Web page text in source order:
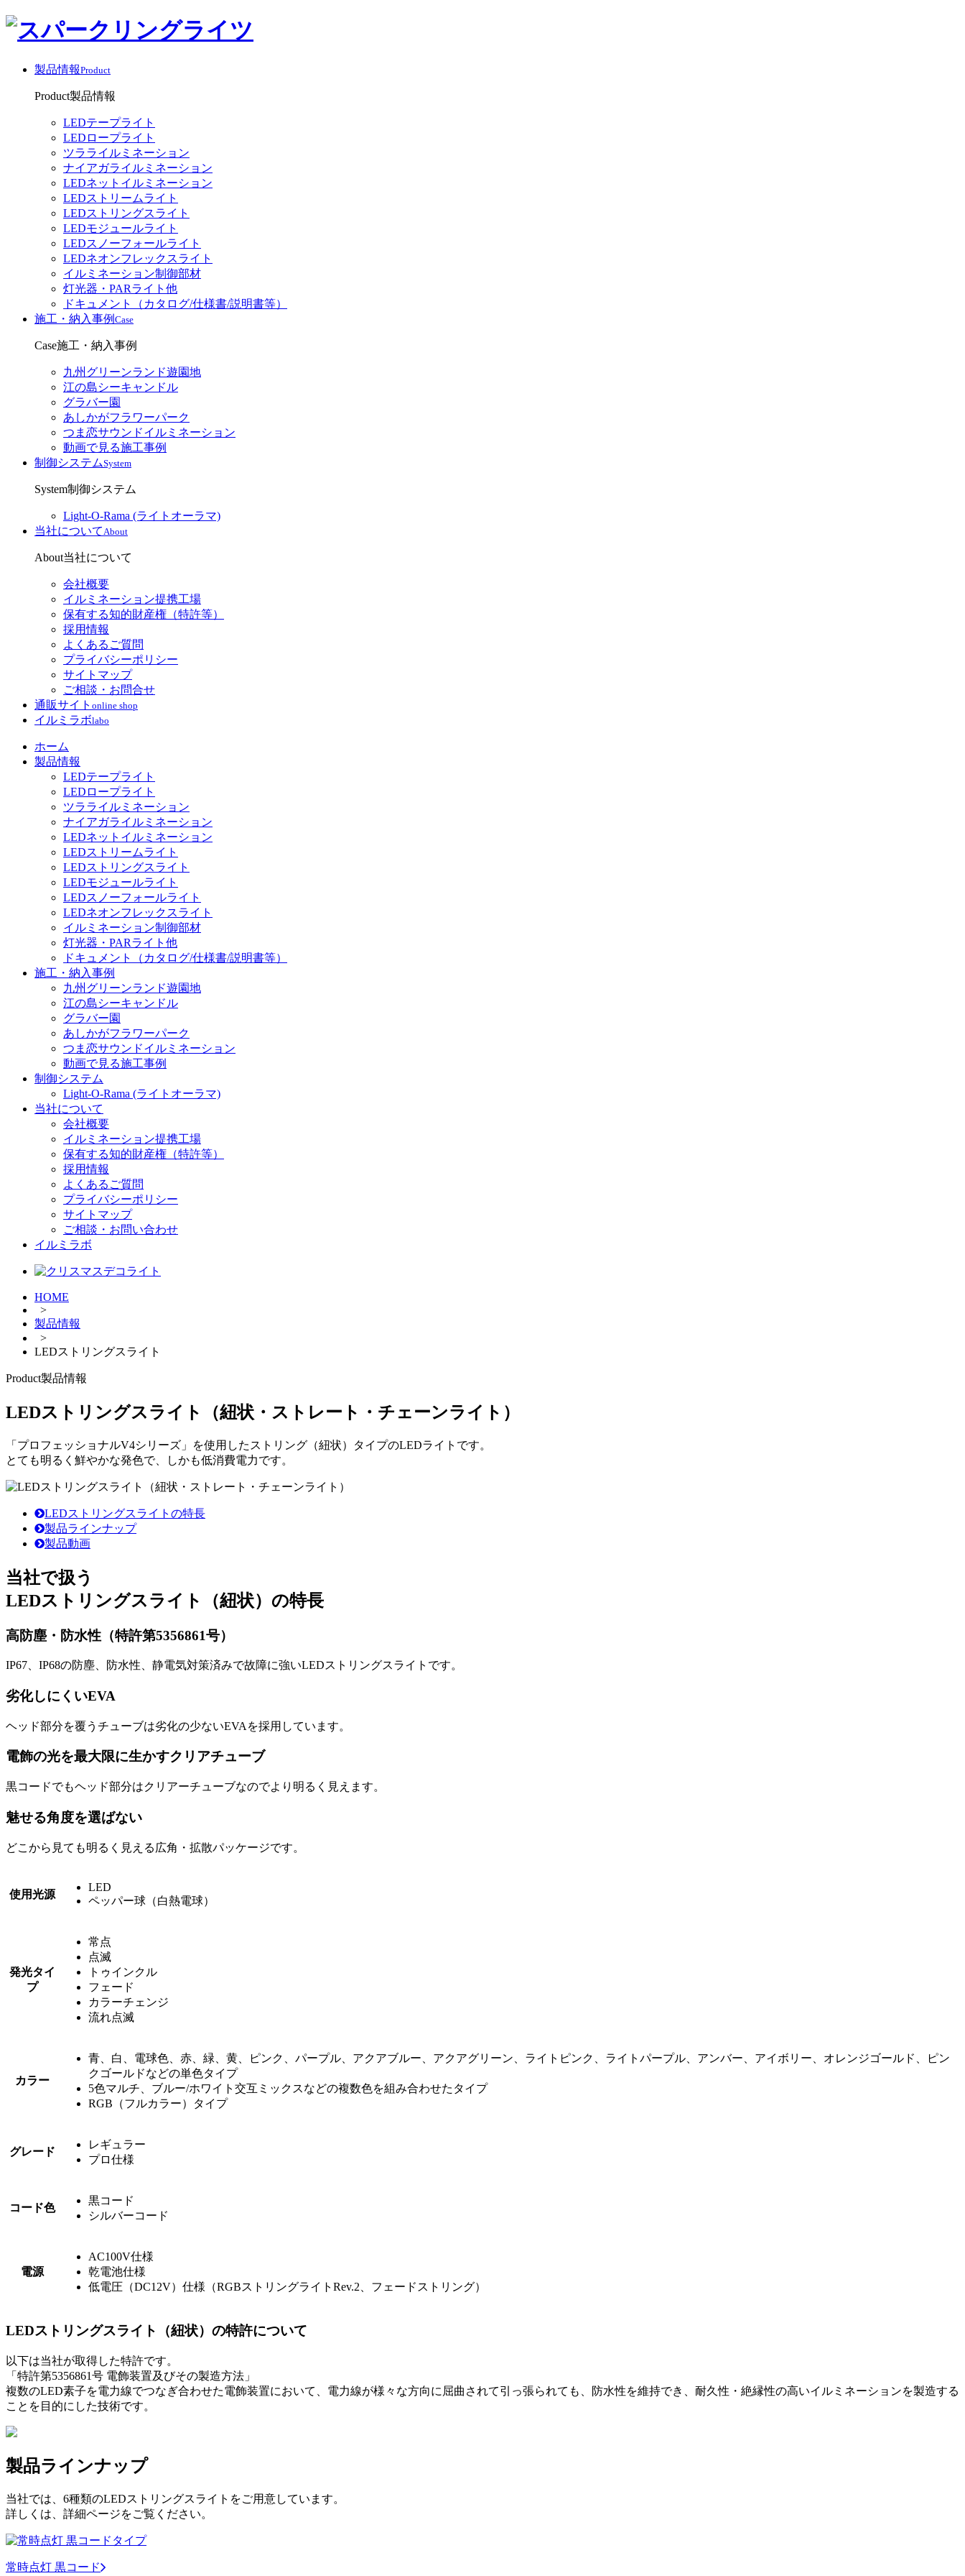
製品情報Product
Product製品情報
LEDテープライト
LEDロープライト
ツラライルミネーション
ナイアガライルミネーション
LEDネットイルミネーション
LEDストリームライト
LEDストリングスライト
LEDモジュールライト
LEDスノーフォールライト
LEDネオンフレックスライト
イルミネーション制御部材
灯光器・PARライト他
ドキュメント（カタログ/仕様書/説明書等）
施工・納入事例 Case
Case施工・納入事例
九州グリーンランド遊園地
江の島シーキャンドル
グラバー園
あしかがフラワーパーク
つま恋サウンドイルミネーション
動画で見る施工事例
制御システムSystem
System制御システム
Light-O-Rama (ライトオーラマ)
当社について About
About当社について
会社概要
イルミネーション提携工場
保有する知的財産権（特許等）
採用情報
よくあるご質問
プライバシーポリシー
サイトマップ
ご相談・お問合せ
通販サイト online shop
イルミラボlabo
ホーム
製品情報
LEDテープライト
LEDロープライト
ツラライルミネーション
ナイアガライルミネーション
LEDネットイルミネーション
LEDストリームライト
LEDストリングスライト
LEDモジュールライト
LEDスノーフォールライト
LEDネオンフレックスライト
イルミネーション制御部材
灯光器・PARライト他
ドキュメント（カタログ/仕様書/説明書等）
施工・納入事例
九州グリーンランド遊園地
江の島シーキャンドル
グラバー園
あしかがフラワーパーク
つま恋サウンドイルミネーション
動画で見る施工事例
制御システム
Light-O-Rama (ライトオーラマ)
当社について
会社概要
イルミネーション提携工場
保有する知的財産権（特許等）
採用情報
よくあるご質問
プライバシーポリシー
サイトマップ
ご相談・お問い合わせ
イルミラボ
HOME
>
製品情報
>
LEDストリングスライト
Product製品情報
LEDストリングスライト （紐状・ストレート・チェーンライト）
「プロフェッショナルV4シリーズ」を使用したストリング（紐状）タイプのLEDライトです。
とても明るく鮮やかな発色で、しかも低消費電力です。
LEDストリングスライトの特長
製品ラインナップ
製品動画
当社で扱う
LEDストリングスライト（紐状）の特長
高防塵・防水性 （特許第5356861号）
IP67、IP68の防塵、防水性、静電気対策済みで故障に強いLEDストリングスライトです。
劣化しにくいEVA
ヘッド部分を覆うチューブは劣化の少ないEVAを採用しています。
電飾の光を最大限に生かすクリアチューブ
黒コードでもヘッド部分はクリアーチューブなのでより明るく見えます。
魅せる角度を選ばない
どこから見ても明るく見える広角・拡散パッケージです。
使用光源
LED
ペッパー球（白熱電球）
発光タイ
プ
常点
点滅
トゥインクル
フェード
カラーチェンジ
流れ点滅
カラー
青、白、電球色、赤、緑、黄、ピンク、パープル、アクアブルー、アクアグリーン、ライトピンク、ライトパープル、アンバー、アイボリー、オレンジゴールド、ピン
クゴールドなどの単色タイプ
5色マルチ、ブルー/ホワイト交互ミックスなどの複数色を組み合わせたタイプ
RGB（フルカラー）タイプ
グレード
レギュラー
プロ仕様
コード色
黒コード
シルバーコード
電源
AC100V仕様
乾電池仕様
低電圧（DC12V）仕様（RGBストリングライトRev.2、フェードストリング）
LEDストリングスライト（紐状）の特許について
以下は当社が取得した特許です。
「特許第5356861号 電飾装置及びその製造方法」
複数のLED素子を電力線でつなぎ合わせた電飾装置において、電力線が様々な方向に屈曲されて引っ張られても、防水性を維持でき、耐久性・絶縁性の高いイルミネーションを製造する
ことを目的にした技術です。
製品ラインナップ
当社では、6種類のLEDストリングスライトをご用意しています。
詳しくは、詳細ページをご覧ください。
常時点灯 黒コード